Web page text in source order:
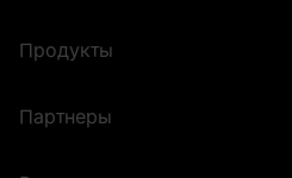
Продукты
Партнеры